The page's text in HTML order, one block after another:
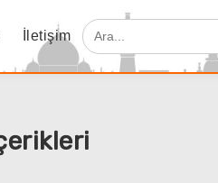
İletişim